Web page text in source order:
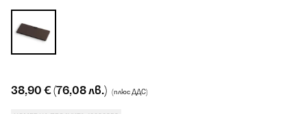
38,90 €(76,08 лв.) (плюс ДДС)